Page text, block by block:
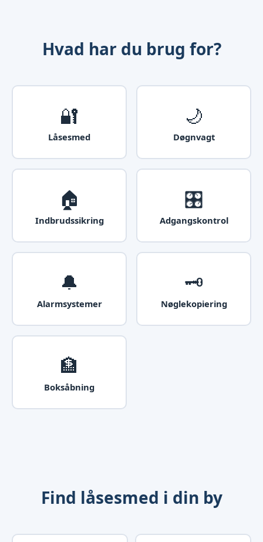
Hvad har du brug for?
🔐
Låsesmed
🌙
Døgnvagt
🏠
Indbrudssikring
🎛️
Adgangskontrol
🔔
Alarmsystemer
🗝️
Nøglekopiering
🏦
Boksåbning
Find låsesmed i din by